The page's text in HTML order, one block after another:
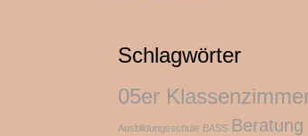
Schlagwörter
05er
Ausbildungsschule BASS Beratung